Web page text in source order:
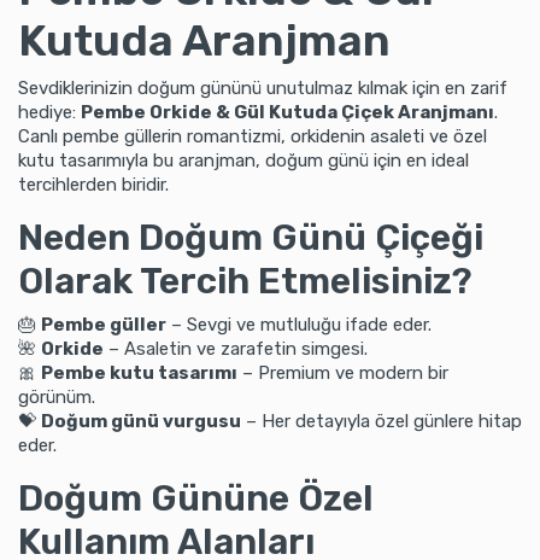
Kutuda Aranjman
Sevdiklerinizin doğum gününü unutulmaz kılmak için en zarif
hediye: Pembe Orkide & Gül Kutuda Çiçek Aranjmanı.
Canlı pembe güllerin romantizmi, orkidenin asaleti ve özel
kutu tasarımıyla bu aranjman, doğum günü için en ideal
tercihlerden biridir.
Neden Doğum Günü Çiçeği
Olarak Tercih Etmelisiniz?
🎂 Pembe güller – Sevgi ve mutluluğu ifade eder.
🌺 Orkide – Asaletin ve zarafetin simgesi.
🎀 Pembe kutu tasarımı – Premium ve modern bir
görünüm.
💝 Doğum günü vurgusu – Her detayıyla özel günlere hitap
eder.
Doğum Gününe Özel
Kullanım Alanları